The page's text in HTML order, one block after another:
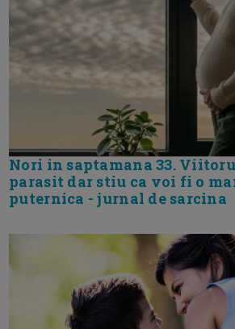
Nori in saptamana 33.
parasit dar stiu ca voi fi o
puternica - jurnal de sarcina